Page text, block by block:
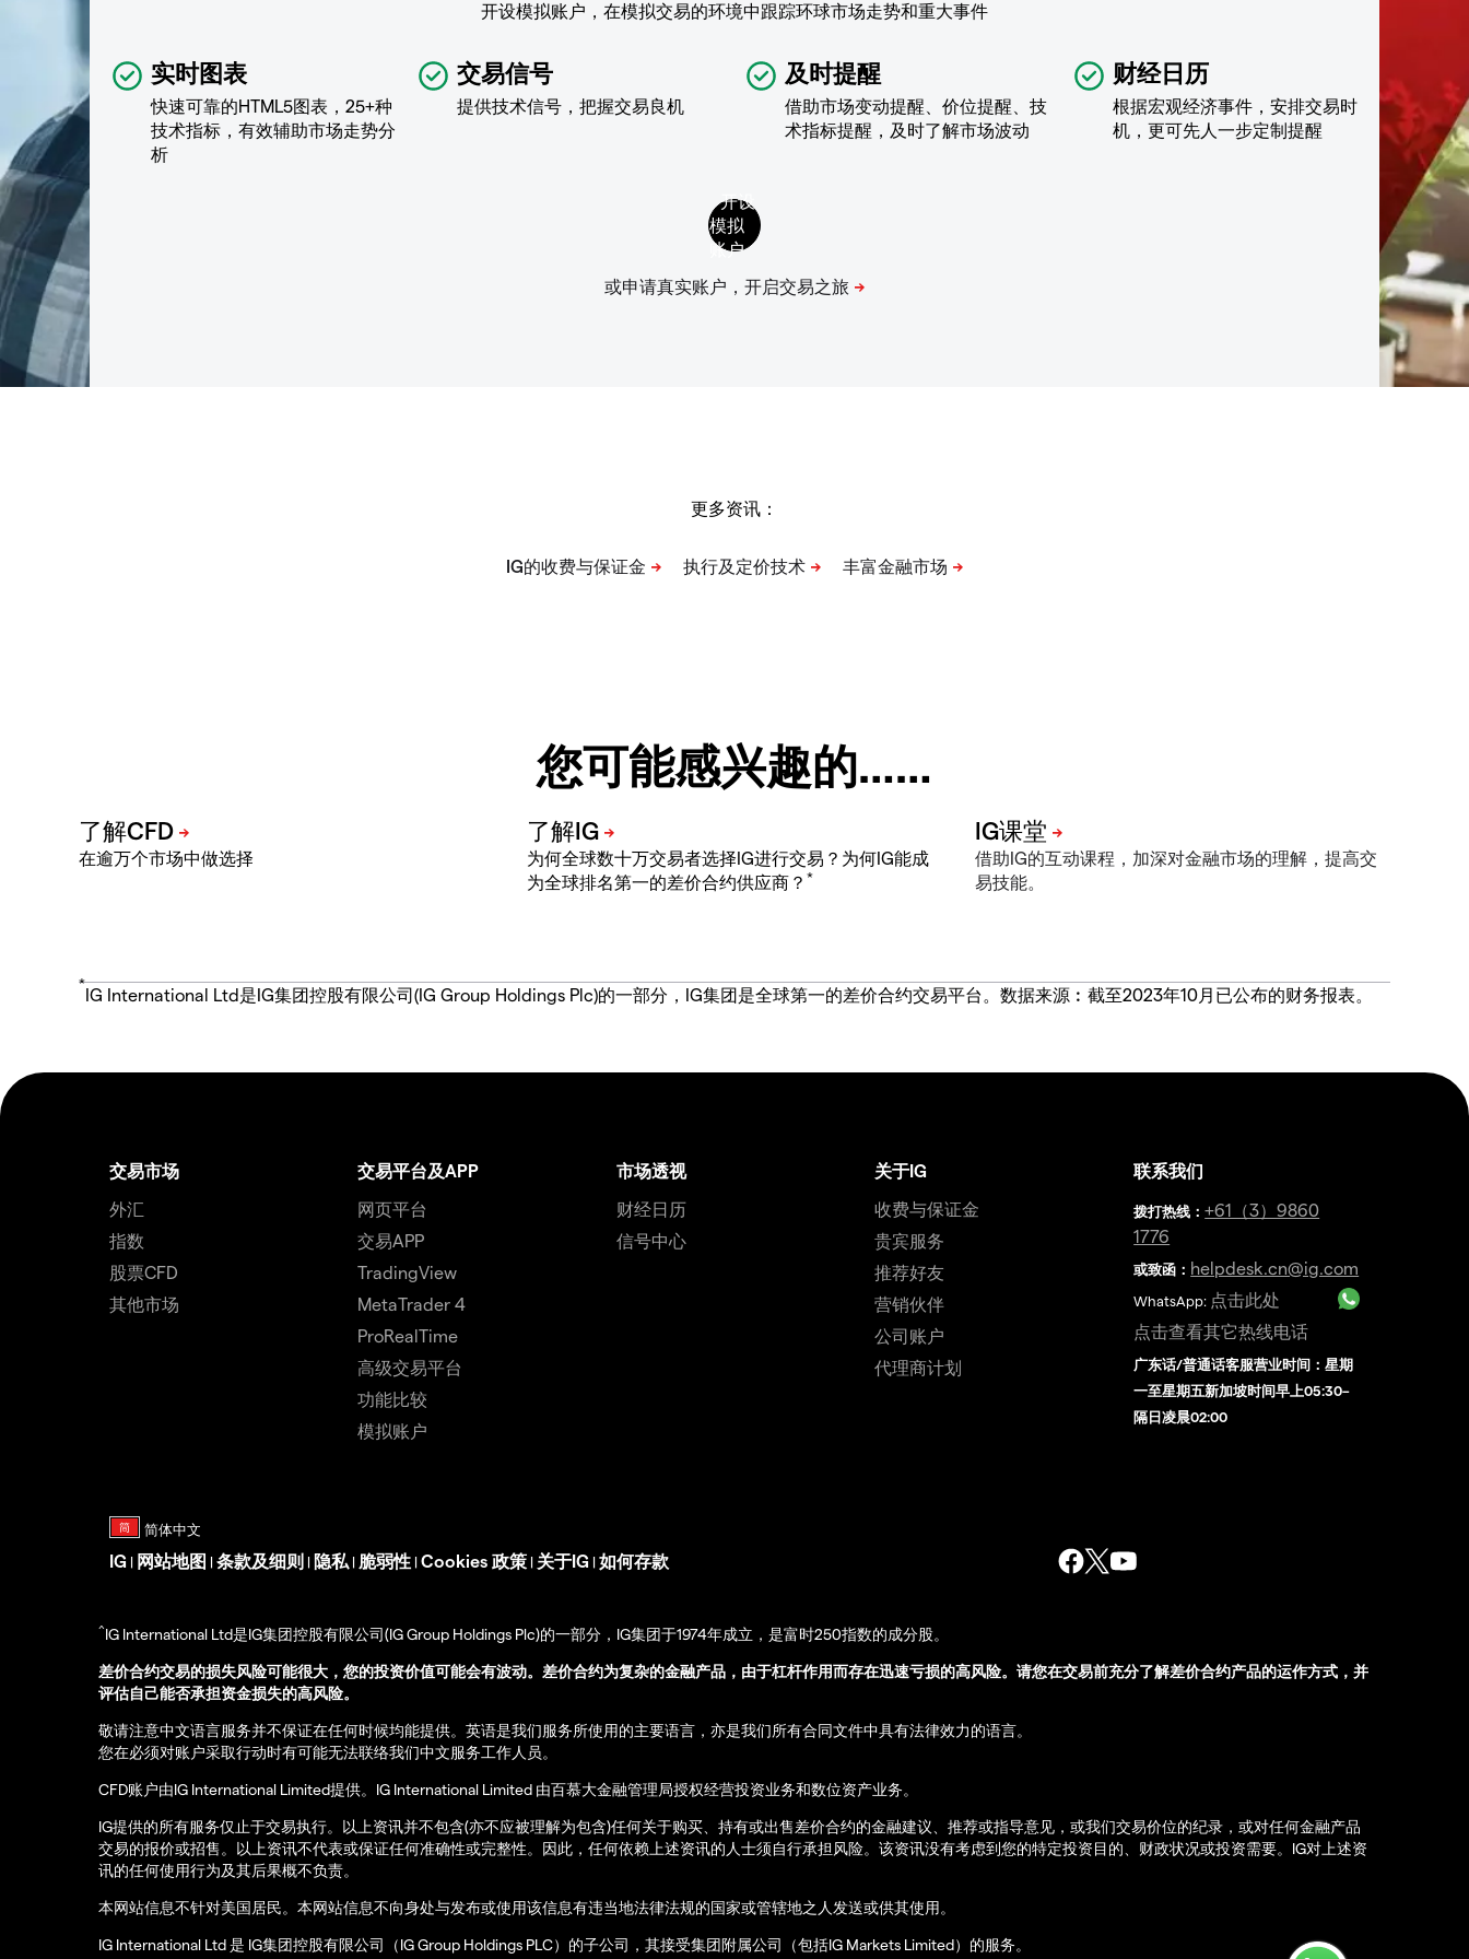
开设模拟账户，在模拟交易的环境中跟踪环球市场走势和重大事件
实时图表
快速可靠的HTML5图表，25+种
技术指标，有效辅助市场走势分
析
交易信号
提供技术信号，把握交易良机
及时提醒
借助市场变动提醒、价位提醒、技
术指标提醒，及时了解市场波动
财经日历
根据宏观经济事件，安排交易时
机，更可先人一步定制提醒
更多资讯：
您可能感兴趣的……
在逾万个市场中做选择
为何全球数十万交易者选择IG进行交易？为何IG能成
为全球排名第一的差价合约供应商？ *
借助IG的互动课程，加深对金融市场的理解，提高交
易技能。
*
IG International Ltd是IG集团控股有限公司(IG Group Holdings Plc)的一部分，IG集团是全球第一的差价合约交易平台。数据来源︰截至2023年10月已公布的财务报表。
交易市场
外汇
指数
股票CFD
其他市场
交易平台及APP
网页平台
交易APP
TradingView
MetaTrader 4
ProRealTime
高级交易平台
功能比较
模拟账户
市场透视
财经日历
信号中心
关于IG
收费与保证金
贵宾服务
推荐好友
营销伙伴
公司账户
代理商计划
联系我们
拨打热线 ：+61（3）9860
1776
或致函： helpdesk.cn@ig.com
WhatsApp: 点击此处
点击查看其它热线电话
广东话/普通话客服营业时间：星期
一至星期五新加坡时间早上05:30–
隔日凌晨02:00
IG | 网站地图 | 条款及细则 | 隐私 | 脆弱性 | Cookies 政策 | 关于IG | 如何存款
^IG International Ltd是IG集团控股有限公司(IG Group Holdings Plc)的一部分，IG集团于1974年成立，是富时250指数的成分股。
差价合约交易的损失风险可能很大，您的投资价值可能会有波动。差价合约为复杂的金融产品，由于杠杆作用而存在迅速亏损的高风险。请您在交易前充分了解差价合约产品的运作方式，并
评估自己能否承担资金损失的高风险。
敬请注意中文语言服务并不保证在任何时候均能提供。英语是我们服务所使用的主要语言，亦是我们所有合同文件中具有法律效力的语言。
您在必须对账户采取行动时有可能无法联络我们中文服务工作人员。
CFD账户由IG International Limited提供。IG International Limited 由百慕大金融管理局授权经营投资业务和数位资产业务。
IG提供的所有服务仅止于交易执行。以上资讯并不包含(亦不应被理解为包含)任何关于购买、持有或出售差价合约的金融建议、推荐或指导意见，或我们交易价位的纪录，或对任何金融产品
交易的报价或招售。以上资讯不代表或保证任何准确性或完整性。因此，任何依赖上述资讯的人士须自行承担风险。该资讯没有考虑到您的特定投资目的、财政状况或投资需要。IG对上述资
讯的任何使用行为及其后果概不负责。
本网站信息不针对美国居民。本网站信息不向身处与发布或使用该信息有违当地法律法规的国家或管辖地之人发送或供其使用。
IG International Ltd 是 IG集团控股有限公司（IG Group Holdings PLC）的子公司，其接受集团附属公司（包括IG Markets Limited）的服务。